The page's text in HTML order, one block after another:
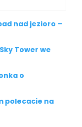
nad jezioro –
Tower we
o
polecacie na